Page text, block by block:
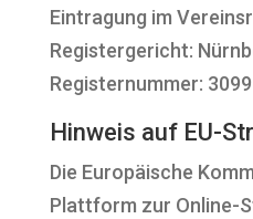
Eintragung im
Registergericht:
Registernummer: 3099
Hinweis auf EU-
Die Europäische
Plattform zur Online-